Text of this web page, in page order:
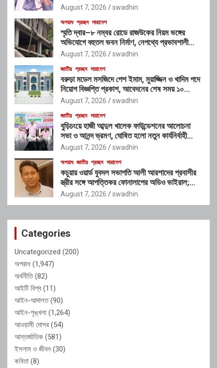
August 7, 2026 swadhin
অপরাধ প্রচ্ছদ সারাদেশ
স্মৃতি দ্বার–৮ নম্বর রোডে রাজউকের নিয়ম ভঙ্গের
অভিযোগে বহুতল ভবন নির্মাণ, নেপথ্যে প্রভাবশালী
চক্রের যোগসাজশের প্রশ্ন
August 7, 2026 swadhin
জাতীয় প্রচ্ছদ সারাদেশ
বরুড়া মডেল মসজিদে পেশ ইমাম, মুয়াজ্জিন ও খাদিম পদে
নিয়োগ বিজ্ঞপ্তি প্রকাশ, আবেদনের শেষ সময় ১০
আগস্ট
August 7, 2026 swadhin
জাতীয় প্রচ্ছদ সারাদেশ
বুড়িচংয়ে হাজী আব্দুল খালেক ফাউন্ডেশনের আলোচনা
সভা ও আনন্দ ভ্রমণ, ঘোষিত হলো নতুন কার্যনির্বাহী
কমিটি
August 7, 2026 swadhin
অপরাধ জাতীয় প্রচ্ছদ সারাদেশ
কচুয়ায় ওয়ার্ড যুবদল সভাপতি আলী আরশাদের প্রবাসীর
স্ত্রীর সঙ্গে আপত্তিকর ফোনালাপের অডিও ভাইরাল;
শাস্তির দাবি এলাকাবাসীর
August 7, 2026 swadhin
Categories
Uncategorized (200)
অপরাধ (1,947)
অর্থনীতি(82)
আইটি বিশ্ব (11)
আইন-আদালত(90)
আইন-শৃঙ্খলা (1,264)
আওয়ামী দোসর (54)
আন্তর্জাতিক (581)
ইসলাম ও জীবন (30)
কবিতা (8)